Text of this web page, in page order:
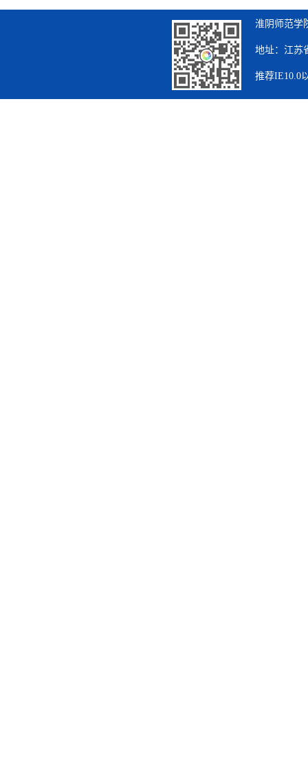
淮阴师范学
地址：江苏
推荐IE10.0